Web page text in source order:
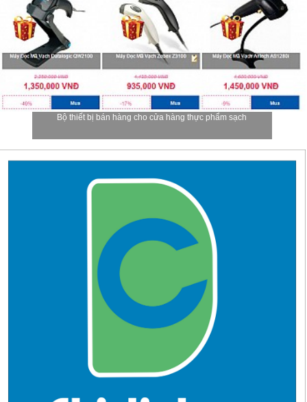
Bộ thiết bị bán hàng cho cửa hàng thực phẩm sạch